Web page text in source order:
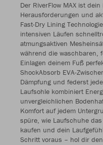
Der RiverFlow MAX ist
Herausforderungen und
Fast-Dry Lining
intensiven Läufen
atmungsaktiven
während die waschbaren,
Einlagen deinem Fuß
ShockAbsorb EVA-
Dämpfung und federst
Laufsohle kombiniert
unvergleichlichen
Komfort auf jedem
spüre, wie Laufschuhe
kaufen und dein
Schritt voraus – hol dir den